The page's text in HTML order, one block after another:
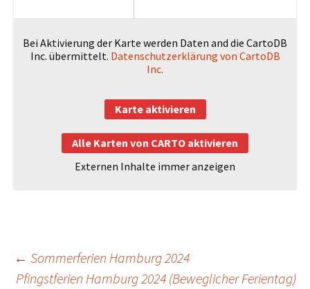
Bei Aktivierung der Karte werden Daten and die CartoDB
Inc. übermittelt. Datenschutzerklärung von CartoDB
Inc.
Karte aktivieren
Alle Karten von CARTO aktivieren
Externen Inhalte immer anzeigen
Beitragsnavigation
← Sommerferien Hamburg 2024
Pfingstferien Hamburg 2024 (Beweglicher Ferientag)